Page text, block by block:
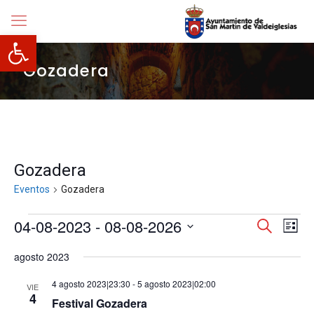
Abrir barra de herramientas
Gozadera
Gozadera
Eventos Gozadera
Eventos
Buscar
de
de
Lista
04-08-2023 - 08-08-2026
la
agosto 2023
VIE
4 Festival Gozadera
4 agosto 2023|23:30 -5 agosto 2023|02:00